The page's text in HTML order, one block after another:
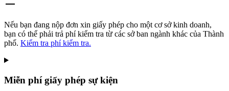
Nếu bạn đang nộp đơn xin giấy phép cho một cơ sở kinh doanh,
bạn có thể phải trả phí kiểm tra từ các sở ban ngành khác của Thành
phố. Kiểm tra phí kiểm tra.
Miễn phí giấy phép sự kiện